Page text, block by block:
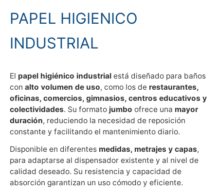
PAPEL HIGIENICO
INDUSTRIAL
El papel higiénico industrial está diseñado para baños
con alto volumen de uso, como los de restaurantes,
oficinas, comercios, gimnasios, centros educativos y
colectividades. Su formato jumbo ofrece una mayor
duración, reduciendo la necesidad de reposición
constante y facilitando el mantenimiento diario.
Disponible en diferentes medidas, metrajes y capas,
para adaptarse al dispensador existente y al nivel de
calidad deseado. Su resistencia y capacidad de
absorción garantizan un uso cómodo y eficiente.